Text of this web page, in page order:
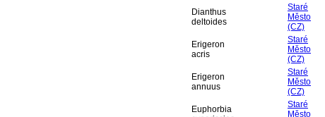
Dianthus
deltoides
Staré
Město
(CZ)
Erigeron
acris
Staré
Město
(CZ)
Erigeron
annuus
Staré
Město
(CZ)
Euphorbia
Staré
Město